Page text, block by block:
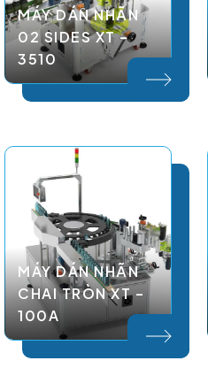
MÁY DÁN NHÃN
02 SIDES XT –
3510
MÁY DÁN NHÃN
CHAI TRÒN XT –
100A